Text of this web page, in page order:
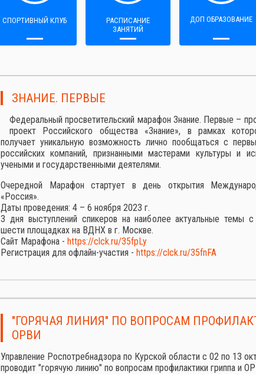
СПОРТИВНЫЙ КЛУБ
РАСПИСАНИЕ
ЗАНЯТИЙ
ДОП ОБРАЗОВАНИЕ
ЗНАНИЕ. ПЕРВЫЕ
Федеральный просветительский марафон Знание. Первые –
проект Российского общества «Знание», в рамках
получает уникальную возможность лично пообщаться с
российских компаний, признанными мастерами культуры и
учеными и государственными деятелями.
Очередной Марафон стартует в день открытия
«Россия».
Даты проведения: 4 – 6 ноября 2023 г.
3 дня выступлений спикеров на наиболее актуальные темы с
шести площадках на ВДНХ в г. Москве.
Сайт Марафона - https://clck.ru/35fpLy
Регистрация для офлайн-участия - https://clck.ru/35fnFA
"ГОРЯЧАЯ ЛИНИЯ" ПО ВОПРОСАМ
ОРВИ
Управление Роспотребнадзора по Курской области с 02 по 13
проводит "горячую линию" по вопросам профилактики гриппа и